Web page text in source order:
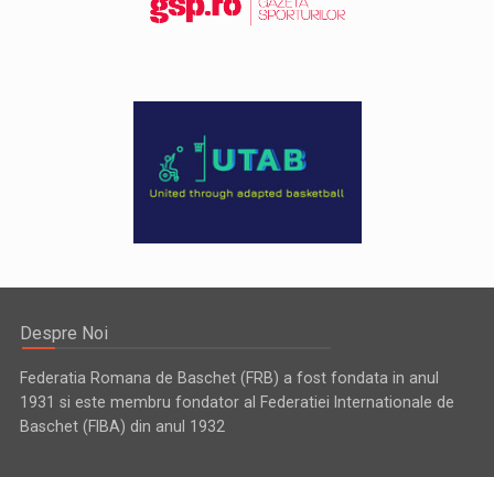
Despre Noi
Federatia Romana de Baschet (FRB) a fost fondata in anul
1931 si este membru fondator al Federatiei Internationale de
Baschet (FIBA) din anul 1932